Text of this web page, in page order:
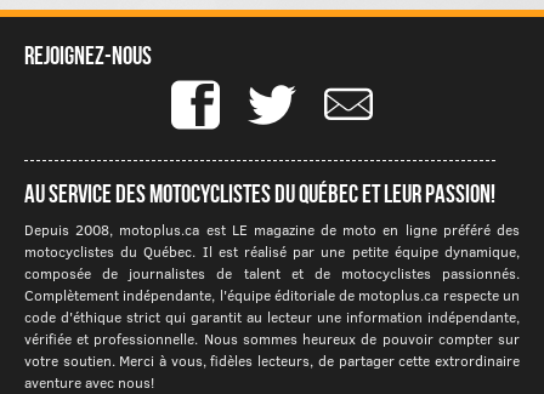
Rejoignez-nous
Au service des motocyclistes du québec et leur passion!
Depuis 2008, motoplus.ca est LE magazine de moto en ligne préféré des
motocyclistes du Québec. Il est réalisé par une petite équipe dynamique,
composée de journalistes de talent et de motocyclistes passionnés.
Complètement indépendante, l'équipe éditoriale de motoplus.ca respecte un
code d'éthique strict qui garantit au lecteur une information indépendante,
vérifiée et professionnelle. Nous sommes heureux de pouvoir compter sur
votre soutien. Merci à vous, fidèles lecteurs, de partager cette extrordinaire
aventure avec nous!